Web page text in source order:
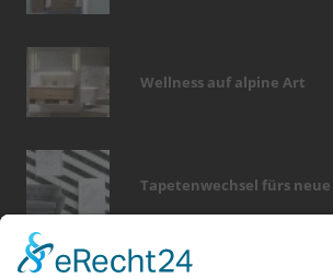
Wellness auf alpine Art
Tapetenwechsel fürs